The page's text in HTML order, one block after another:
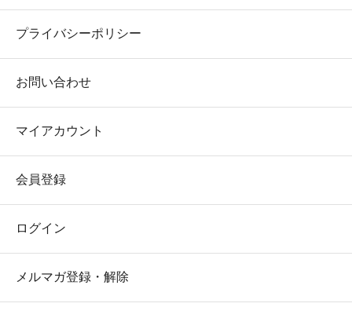
プライバシーポリシー
お問い合わせ
マイアカウント
会員登録
ログイン
メルマガ登録・解除